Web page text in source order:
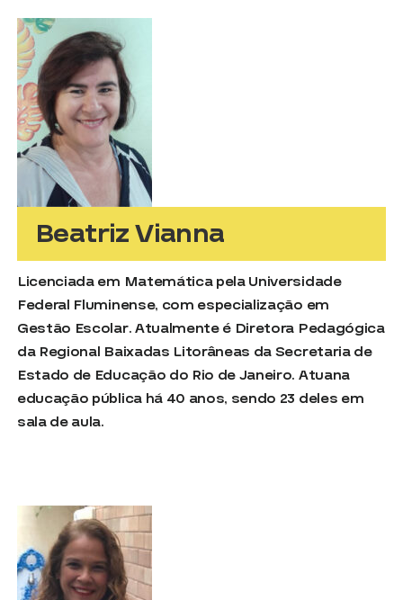
Beatriz Vianna
Licenciada em Matemática pela Universidade
Federal Fluminense, com especialização em
Gestão Escolar. Atualmente é Diretora Pedagógica
da Regional Baixadas Litorâneas da Secretaria de
Estado de Educação do Rio de Janeiro. Atuana
educação pública há 40 anos, sendo 23 deles em
sala de aula.